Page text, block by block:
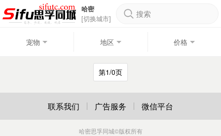
哈密
[切换城市]
搜索
宠物 地区 价格
第1/0页
联系我们 广告服务 微信平台
哈密思孚同城©版权所有